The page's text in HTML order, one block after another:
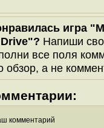
игра
Напиши
все поля
обзор, а не
комментарий